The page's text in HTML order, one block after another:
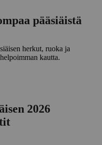
pääsiäistä
herkut, ruoka ja
kautta.
2026